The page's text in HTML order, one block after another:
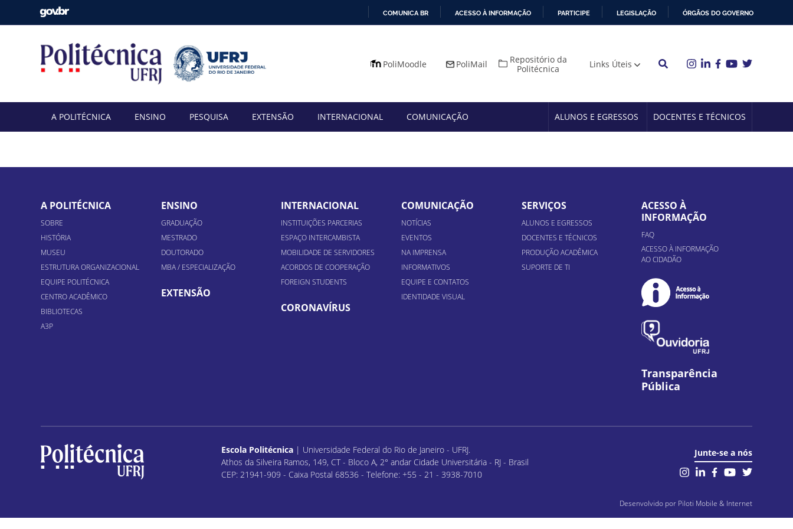
O
COMUNICA BR ACESSO À INFORMAÇÃO PARTICIPE LEGISLAÇÃO ÓRGÃOS DO GOVERNO
PoliMoodle PoliMail
Repositório da
Politécnica
Links Úteis
A POLITÉCNICA ENSINO PESQUISA EXTENSÃO INTERNACIONAL COMUNICAÇÃO ALUNOS E EGRESSOS DOCENTES E TÉCNICOS
A POLITÉCNICA
SOBRE
HISTÓRIA
MUSEU
ESTRUTURA ORGANIZACIONAL
EQUIPE POLITÉCNICA
CENTRO ACADÊMICO
BIBLIOTECAS
A3P
ENSINO
GRADUAÇÃO
MESTRADO
DOUTORADO
MBA / ESPECIALIZAÇÃO
EXTENSÃO
INTERNACIONAL
INSTITUIÇÕES PARCERIAS
ESPAÇO INTERCAMBISTA
MOBILIDADE DE SERVIDORES
ACORDOS DE COOPERAÇÃO
FOREIGN STUDENTS
CORONAVÍRUS
COMUNICAÇÃO
NOTÍCIAS
EVENTOS
NA IMPRENSA
INFORMATIVOS
EQUIPE E CONTATOS
IDENTIDADE VISUAL
SERVIÇOS
ALUNOS E EGRESSOS
DOCENTES E TÉCNICOS
PRODUÇÃO ACADÊMICA
SUPORTE DE TI
ACESSO À
INFORMAÇÃO
FAQ
ACESSO À INFORMAÇÃO
AO CIDADÃO
Transparência
Pública
Escola Politécnica| Universidade Federal do Rio de Janeiro - UFRJ.
Athos da Silveira Ramos, 149, CT - Bloco A, 2° andar Cidade Universitária - RJ - Brasil
CEP: 21941-909 - Caixa Postal 68536 - Telefone: +55 - 21 - 3938-7010
Junte-se a nós
Desenvolvido por Piloti Mobile & Internet